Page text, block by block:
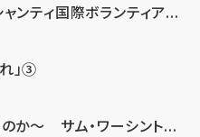
ンティ国際ボランティア...
」③
か～ サム・ワーシント...